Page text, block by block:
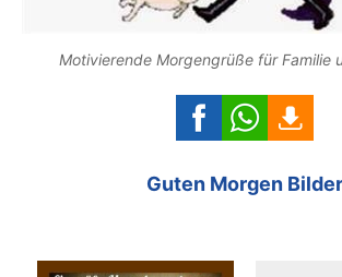
Motivierende Morgengrüße für Familie
Guten Morgen Bilder